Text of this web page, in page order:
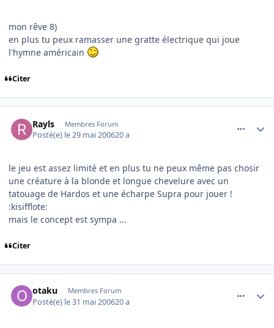
mon rêve 8)
en plus tu peux ramasser une gratte électrique qui joue
l'hymne américain
Citer
Rayls Membres Forum
Posté(e) le 29 mai 200620 a
le jeu est assez limité et en plus tu ne peux même pas chosir
une créature à la blonde et longue chevelure avec un
tatouage de Hardos et une écharpe Supra pour jouer !
:kisifflote:
mais le concept est sympa ...
Citer
otaku Membres Forum
Posté(e) le 31 mai 200620 a